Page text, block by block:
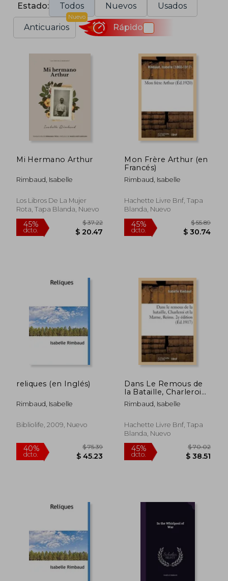
Estado: Todos Nuevos Usados
Anticuarios
Nuevo
Rápido
Mi Hermano Arthur
Rimbaud, Isabelle
Los Libros De La Mujer
Rota, Tapa Blanda, Nuevo
Mon Frère Arthur (en
Francés)
Rimbaud, Isabelle
Hachette Livre Bnf, Tapa
Blanda, Nuevo
45%
dcto.
reliques (en Inglés)
Rimbaud, Isabelle
Bibliolife, 2009, Nuevo
40%
dcto.
Dans Le Remous de
la Bataille, Charleroi
Et La Marne, Reims.
2e Édition (en
Rimbaud, Isabelle
Hachette Livre Bnf, Tapa
Blanda, Nuevo